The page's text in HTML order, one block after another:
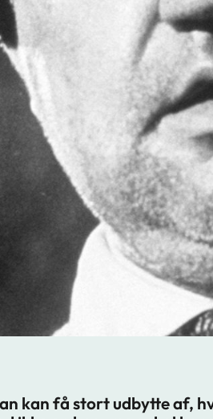
kan få stort udbytte af,